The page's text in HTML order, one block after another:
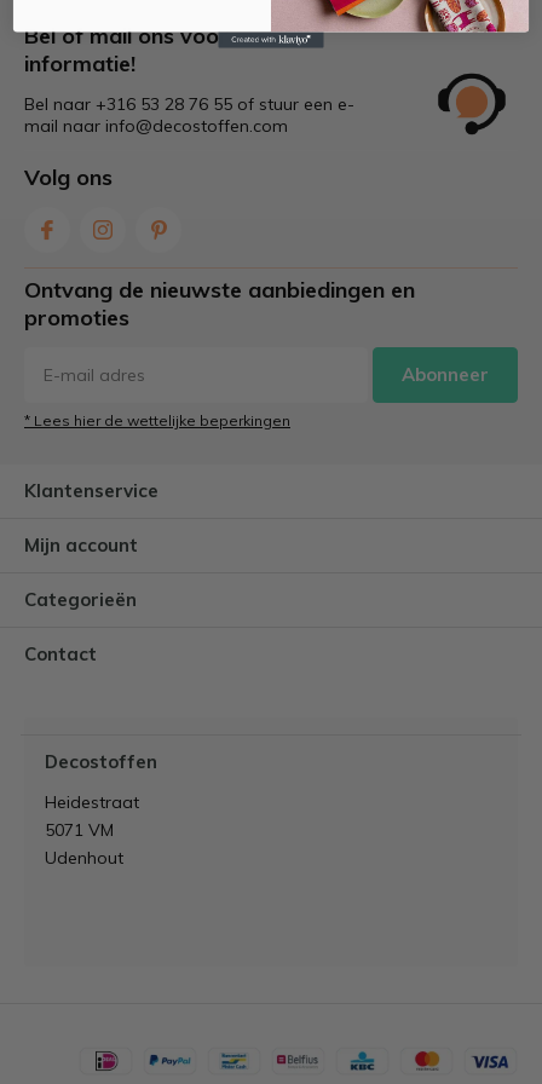
Bel of mail ons voor meer
informatie!
Bel naar +316 53 28 76 55 of stuur een e-
mail naar info@decostoffen.com
Volg ons
Ontvang de nieuwste aanbiedingen en
promoties
Abonneer
* Lees hier de wettelijke beperkingen
Klantenservice
Mijn account
Categorieën
Contact
Decostoffen
Heidestraat
5071 VM
Udenhout